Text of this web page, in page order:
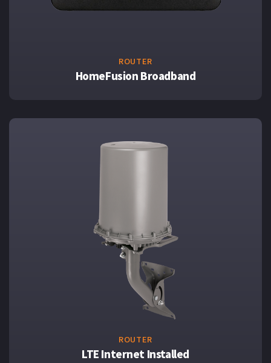
ROUTER
HomeFusion Broadband
ROUTER
LTE Internet Installed